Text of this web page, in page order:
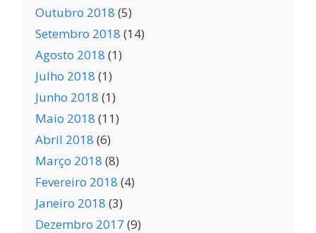
Outubro 2018 (5)
Setembro 2018 (14)
Agosto 2018 (1)
Julho 2018 (1)
Junho 2018 (1)
Maio 2018 (11)
Abril 2018 (6)
Março 2018 (8)
Fevereiro 2018 (4)
Janeiro 2018 (3)
Dezembro 2017 (9)